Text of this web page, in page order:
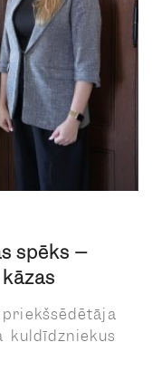
spēks –
priekšsēdētāja
kuldīdzniekus